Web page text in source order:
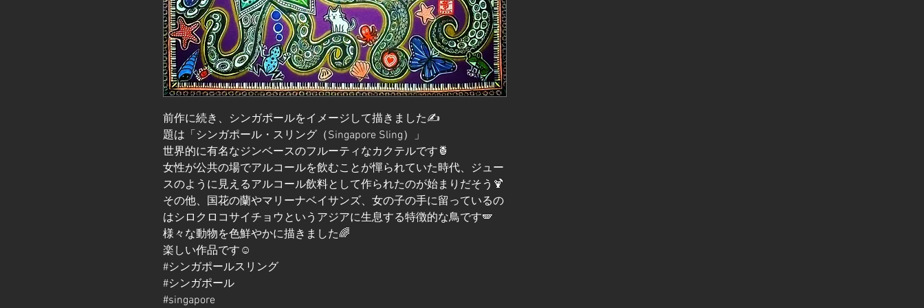
前作に続き、シンガポールをイメージして描きました✍️
題は「シンガポール・スリング（Singapore Sling）」
世界的に有名なジンベースのフルーティなカクテルです🍍
女性が公共の場でアルコールを飲むことが憚られていた時代、ジュー
スのように見えるアルコール飲料として作られたのが始まりだそう🍹
その他、国花の蘭やマリーナベイサンズ、女の子の手に留っているの
はシロクロコサイチョウというアジアに生息する特徴的な鳥です🪽
様々な動物を色鮮やかに描きました🌈
楽しい作品です☺️
#シンガポールスリング
#シンガポール
#singapore